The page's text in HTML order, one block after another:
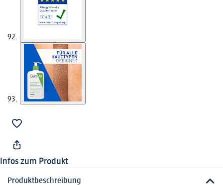
Infos zum Produkt
Produktbeschreibung